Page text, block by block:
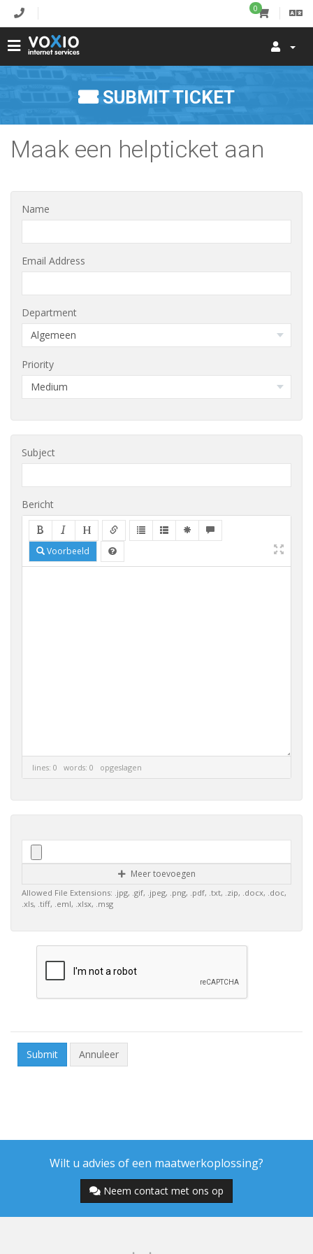
0
SUBMIT TICKET
Maak een helpticket aan
Name
Email Address
Department
Priority
Subject
Bericht
Voorbeeld
lines: 0 words: 0 opgeslagen
Meer toevoegen
Allowed File Extensions: .jpg, .gif, .jpeg, .png, .pdf, .txt, .zip, .docx, .doc,
.xls, .tiff, .eml, .xlsx, .msg
Annuleer
Wilt u advies of een maatwerkoplossing?
Neem contact met ons op